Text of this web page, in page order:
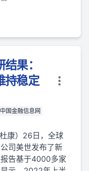
果：
持稳定
中国金融信息网
康）26日，全球
司美世发布了新
告基于4000多家